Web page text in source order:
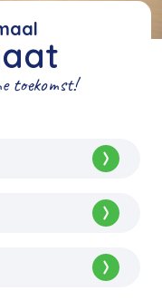
toekomst!